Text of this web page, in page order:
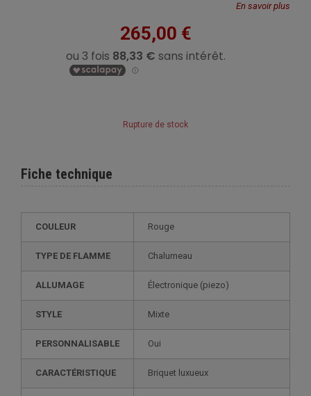
En savoir plus
265,00 €
Rupture de stock
Fiche technique
COULEUR Rouge
TYPE DE FLAMME Chalumeau
ALLUMAGE électronique (piezo)
STYLE mixte
PERSONNALISABLE oui
CARACTÉRISTIQUE briquet luxueux